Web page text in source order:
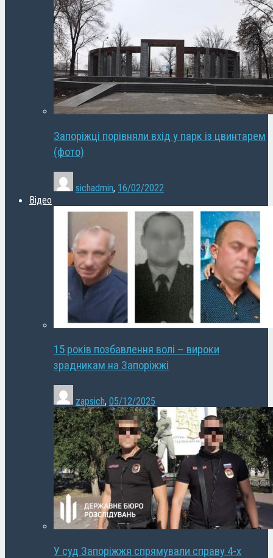
Запоріжці порівняли вхід у парк із цвинтарем
(фото)
sichadmin, 16/02/2022
Відео
15 років позбавлення волі – вироки
зрадникам на Запоріжжі
zapsich, 05/12/2025
У суд Запоріжжя спрямували справу 4-х